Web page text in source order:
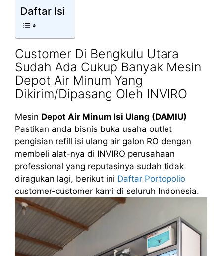
Daftar Isi
Customer Di Bengkulu Utara
Sudah Ada Cukup Banyak Mesin
Depot Air Minum Yang
Dikirim/Dipasang Oleh INVIRO
Mesin Depot Air Minum Isi Ulang (DAMIU)
Pastikan anda bisnis buka usaha outlet
pengisian refill isi ulang air galon RO dengan
membeli alat-nya di INVIRO perusahaan
professional yang reputasinya sudah tidak
diragukan lagi, berikut ini Daftar Portopolio
customer-customer kami di seluruh Indonesia.